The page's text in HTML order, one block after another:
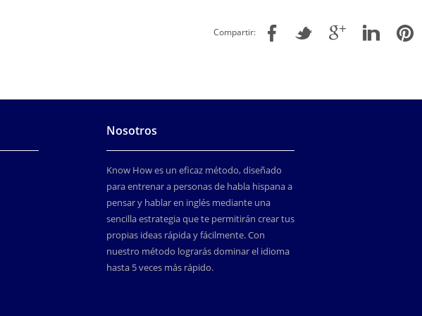
Compartir:
Nosotros
Know How es un eficaz método, diseñado
para entrenar a personas de habla hispana a
pensar y hablar en inglés mediante una
sencilla estrategia que te permitirán crear tus
propias ideas rápida y fácilmente. Con
nuestro método lograrás dominar el idioma
hasta 5 veces más rápido.